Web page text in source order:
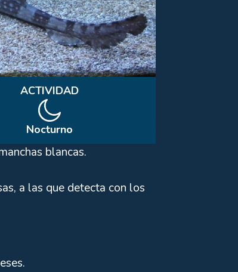
ACTIVIDAD
Nocturno
blancas.
a las que detecta con los